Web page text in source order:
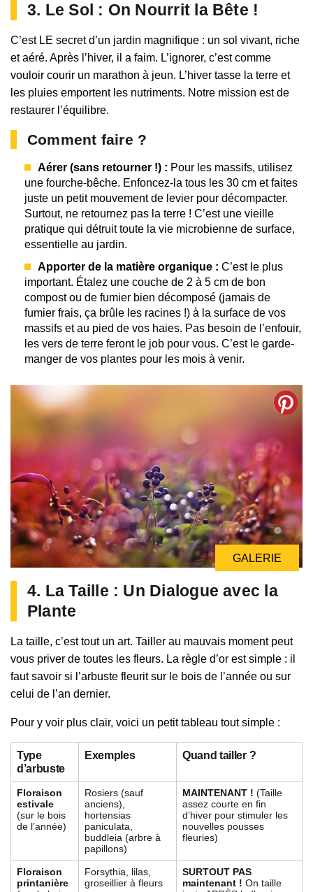
3. Le Sol : On Nourrit la Bête !
C’est LE secret d’un jardin magnifique : un sol vivant, riche
et aéré. Après l’hiver, il a faim. L’ignorer, c’est comme
vouloir courir un marathon à jeun. L’hiver tasse la terre et
les pluies emportent les nutriments. Notre mission est de
restaurer l’équilibre.
Comment faire ?
Aérer (sans retourner !) : Pour les massifs, utilisez
une fourche-bêche. Enfoncez-la tous les 30 cm et faites
juste un petit mouvement de levier pour décompacter.
Surtout, ne retournez pas la terre ! C’est une vieille
pratique qui détruit toute la vie microbienne de surface,
essentielle au jardin.
Apporter de la matière organique : C’est le plus
important. Étalez une couche de 2 à 5 cm de bon
compost ou de fumier bien décomposé (jamais de
fumier frais, ça brûle les racines !) à la surface de vos
massifs et au pied de vos haies. Pas besoin de l’enfouir,
les vers de terre feront le job pour vous. C’est le garde-
manger de vos plantes pour les mois à venir.
GALERIE
4. La Taille : Un Dialogue avec la
Plante
La taille, c’est tout un art. Tailler au mauvais moment peut
vous priver de toutes les fleurs. La règle d’or est simple : il
faut savoir si l’arbuste fleurit sur le bois de l’année ou sur
celui de l’an dernier.
Pour y voir plus clair, voici un petit tableau tout simple :
Type
d’arbuste
Exemples Quand tailler ?
Floraison
estivale
(sur le bois
de l’année)
Rosiers (sauf
anciens),
hortensias
paniculata,
buddleia (arbre à
papillons)
MAINTENANT ! (Taille
assez courte en fin
d’hiver pour stimuler les
nouvelles pousses
fleuries)
Floraison
printanière
Forsythia, lilas,
groseillier à fleurs
SURTOUT PAS
maintenant ! On taille